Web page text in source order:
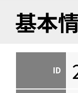
基本
ID